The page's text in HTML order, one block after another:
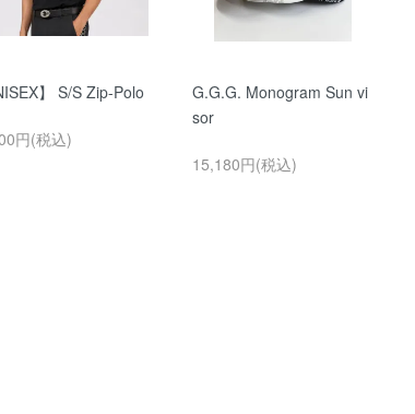
】 S/S Zip-Polo
円(税込)
G.G.G. Monogram Sun vi
sor
15,180円(税込)